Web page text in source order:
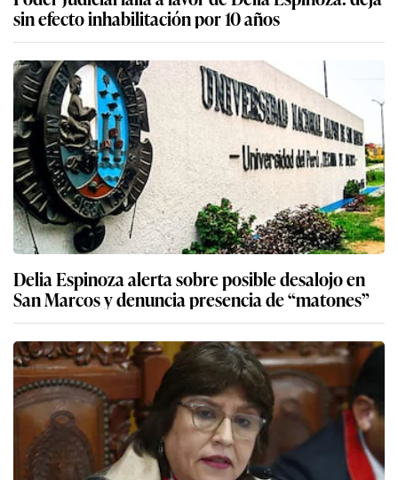
sin efecto inhabilitación por 10 años
Delia Espinoza alerta sobre posible desalojo en
San Marcos y denuncia presencia de “matones”